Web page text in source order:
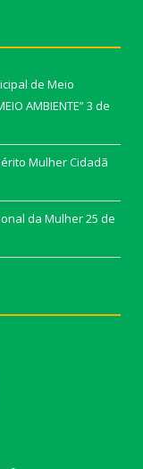
de Meio
AMBIENTE”3 de
Mulher Cidadã
da Mulher25 de